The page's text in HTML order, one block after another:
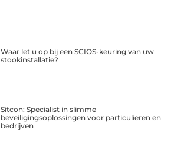
Waar let u op bij een SCIOS-keuring van uw
stookinstallatie?
Sitcon: Specialist in slimme
beveiligingsoplossingen voor particulieren en
bedrijven